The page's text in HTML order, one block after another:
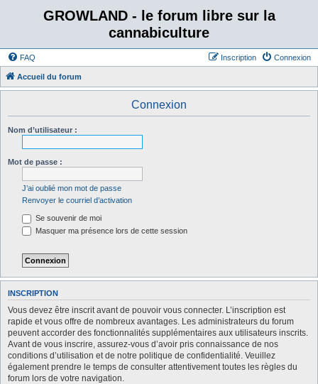
GROWLAND - le forum libre sur la
cannabiculture
FAQ Connexion
Inscription
Accueil du forum
Connexion
Nom d’utilisateur :
Mot de passe :
J’ai oublié mon mot de passe
Renvoyer le courriel d’activation
Se souvenir de moi
Masquer ma présence lors de cette session
INSCRIPTION
Vous devez être inscrit avant de pouvoir vous connecter. L’inscription est
rapide et vous offre de nombreux avantages. Les administrateurs du forum
peuvent accorder des fonctionnalités supplémentaires aux utilisateurs inscrits.
Avant de vous inscrire, assurez-vous d’avoir pris connaissance de nos
conditions d’utilisation et de notre politique de confidentialité. Veuillez
également prendre le temps de consulter attentivement toutes les règles du
forum lors de votre navigation.